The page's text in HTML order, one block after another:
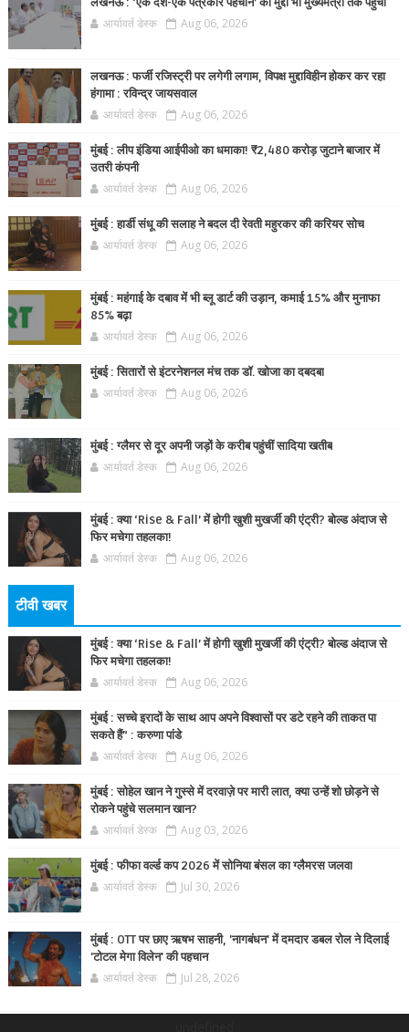
आर्यावर्त डेस्क Aug 06, 2026
लखनऊ : फर्जी रजिस्ट्री पर लगेगी लगाम, विपक्ष मुद्दाविहीन होकर कर रहा
हंगामा : रविन्द्र जायसवाल
आर्यावर्त डेस्क Aug 06, 2026
मुंबई : लीप इंडिया आईपीओ का धमाका! ₹2,480 करोड़ जुटाने बाजार में
उतरी कंपनी
आर्यावर्त डेस्क Aug 06, 2026
मुंबई : हार्डी संधू की सलाह ने बदल दी रेवती महुरकर की करियर सोच
आर्यावर्त डेस्क Aug 06, 2026
मुंबई : महंगाई के दबाव में भी ब्लू डार्ट की उड़ान, कमाई 15% और मुनाफा
85% बढ़ा
आर्यावर्त डेस्क Aug 06, 2026
मुंबई : सितारों से इंटरनेशनल मंच तक डॉ. खोजा का दबदबा
आर्यावर्त डेस्क Aug 06, 2026
मुंबई : ग्लैमर से दूर अपनी जड़ों के करीब पहुंचीं सादिया खतीब
आर्यावर्त डेस्क Aug 06, 2026
मुंबई : क्या ‘Rise & Fall’ में होगी खुशी मुखर्जी की एंट्री? बोल्ड अंदाज से
फिर मचेगा तहलका!
आर्यावर्त डेस्क Aug 06, 2026
टीवी खबर
मुंबई : क्या ‘Rise & Fall’ में होगी खुशी मुखर्जी की एंट्री? बोल्ड अंदाज से
फिर मचेगा तहलका!
आर्यावर्त डेस्क Aug 06, 2026
मुंबई : सच्चे इरादों के साथ आप अपने विश्वासों पर डटे रहने की ताकत पा
सकते हैं” : करुणा पांडे
आर्यावर्त डेस्क Aug 06, 2026
मुंबई : सोहेल खान ने गुस्से में दरवाज़े पर मारी लात, क्या उन्हें शो छोड़ने से
रोकने पहुंचे सलमान खान?
आर्यावर्त डेस्क Aug 03, 2026
मुंबई : फीफा वर्ल्ड कप 2026 में सोनिया बंसल का ग्लैमरस जलवा
आर्यावर्त डेस्क Jul 30, 2026
मुंबई : OTT पर छाए ऋषभ साहनी, 'नागबंधन' में दमदार डबल रोल ने दिलाई
'टोटल मेगा विलेन' की पहचान
आर्यावर्त डेस्क Jul 28, 2026